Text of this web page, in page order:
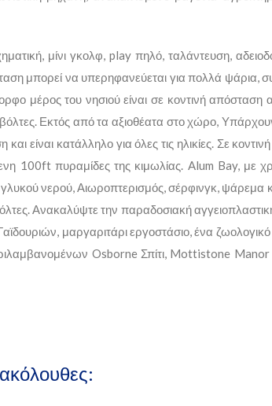
μίνι γκολφ, play πηλό, ταλάντευση,
μπορεί να υπερηφανεύεται για πολλά ψάρια,
μέρος του νησιού είναι σε κοντινή
Εκτός από τα αξιοθέατα στο χώρο,
είναι κατάλληλο για όλες τις ηλικίες. Σε
100ft πυραμίδες της κιμωλίας. Alum Bay, με
νερού, Αιωροπτερισμός, σέρφινγκ, ψάρεμα
Ανακαλύψτε την παραδοσιακή
μαργαριτάρι εργοστάσιο, ένα
Osborne Σπίτι, Mottistone Manor